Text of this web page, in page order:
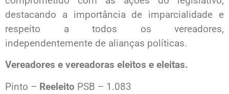
destacando a importância de imparcialidade e
respeito a todos os vereadores,
independentemente de alianças políticas.
Vereadores e vereadoras eleitos e eleitas.
Pinto – Reeleito PSB – 1.083